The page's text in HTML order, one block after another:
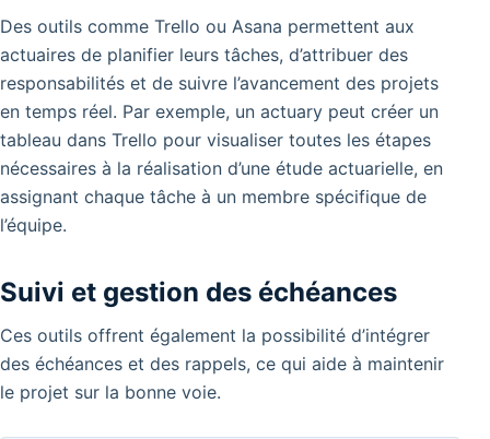
Des outils comme Trello ou Asana permettent aux
actuaires de planifier leurs tâches, d’attribuer des
responsabilités et de suivre l’avancement des projets
en temps réel. Par exemple, un actuary peut créer un
tableau dans Trello pour visualiser toutes les étapes
nécessaires à la réalisation d’une étude actuarielle, en
assignant chaque tâche à un membre spécifique de
l’équipe.
Suivi et gestion des échéances
Ces outils offrent également la possibilité d’intégrer
des échéances et des rappels, ce qui aide à maintenir
le projet sur la bonne voie.